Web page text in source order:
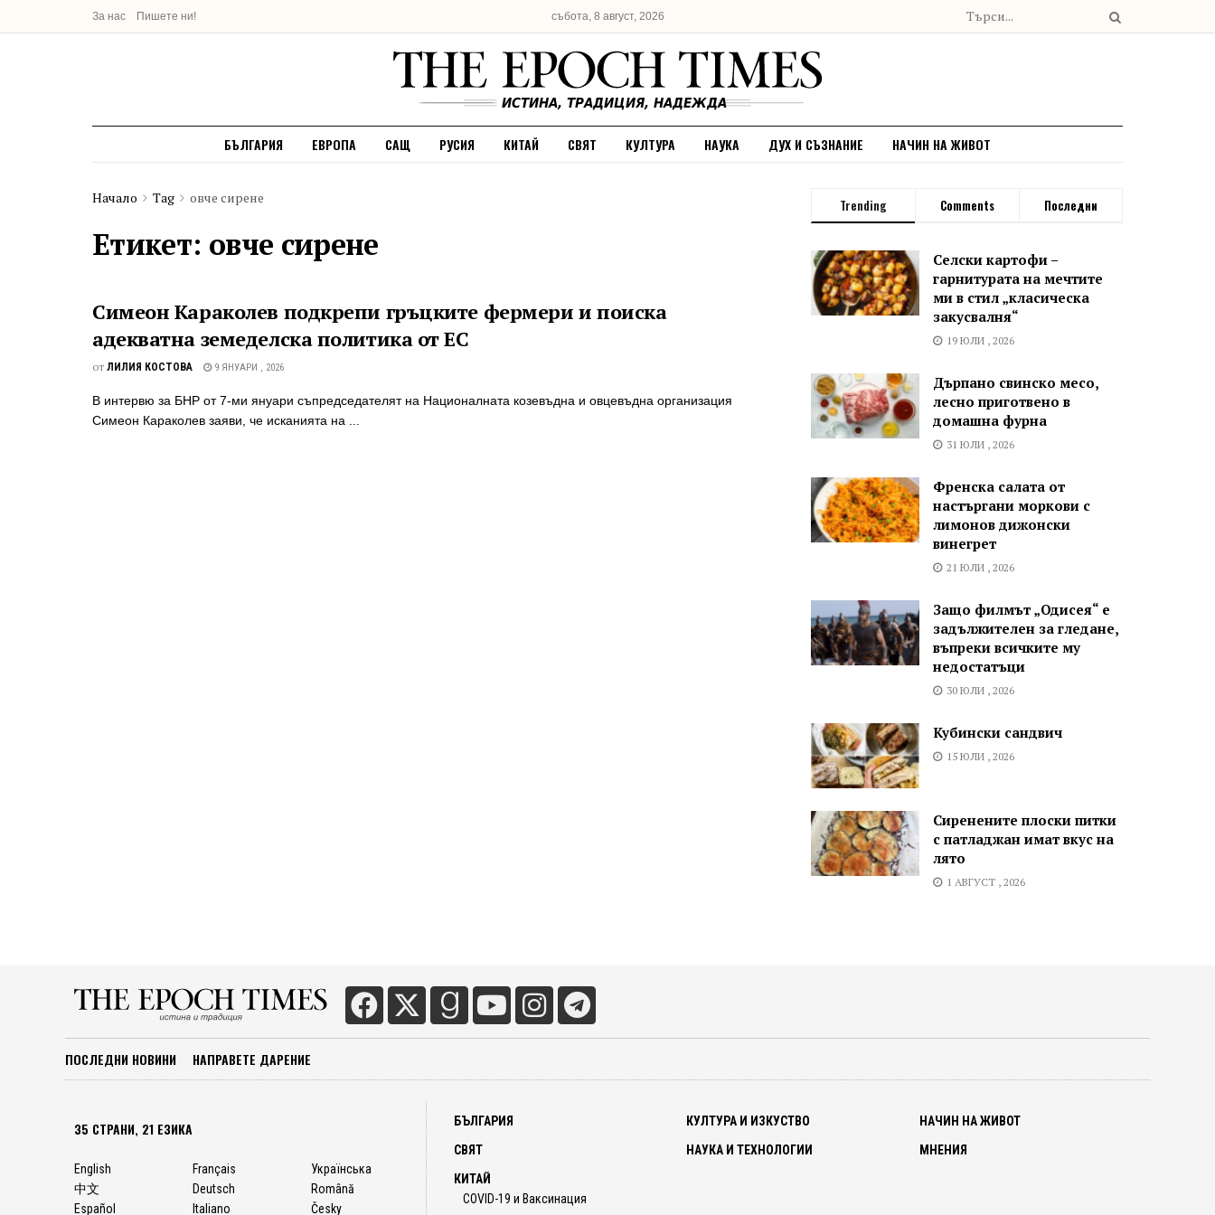
За нас Пишете ни! събота, 8 август, 2026
БЪЛГАРИЯ ЕВРОПА САЩ РУСИЯ КИТАЙ СВЯТ КУЛТУРА НАУКА ДУХ И СЪЗНАНИЕ НАЧИН НА ЖИВОТ
Начало Tag овче сирене
Етикет: овче сирене
Симеон Караколев подкрепи гръцките фермери и поиска
адекватна земеделска политика от ЕС
от ЛИЛИЯ КОСТОВА 9 ЯНУАРИ , 2026
В интервю за БНР от 7-ми януари съпредседателят на Националната козевъдна и овцевъдна организация
Симеон Караколев заяви, че исканията на ...
Trending Comments Последни
Селски картофи –
гарнитурата на мечтите
ми в стил „класическа
закусвалня“
19 ЮЛИ , 2026
Дърпано свинско месо,
лесно приготвено в
домашна фурна
31 ЮЛИ , 2026
Френска салата от
настъргани моркови с
лимонов дижонски
винегрет
21 ЮЛИ , 2026
Защо филмът „Одисея“ е
задължителен за гледане,
въпреки всичките му
недостатъци
30 ЮЛИ , 2026
Кубински сандвич
15 ЮЛИ , 2026
Сиренените плоски питки
с патладжан имат вкус на
лято
1 АВГУСТ , 2026
ПОСЛЕДНИ НОВИНИ НАПРАВЕТЕ ДАРЕНИЕ
35 СТРАНИ, 21 ЕЗИКА
English
中文
Español
Français
Deutsch
Italiano
Українська
Română
Česky
БЪЛГАРИЯ
СВЯТ
КИТАЙ
COVID-19 и Ваксинация
КУЛТУРА И ИЗКУСТВО
НАУКА И ТЕХНОЛОГИИ
НАЧИН НА ЖИВОТ
МНЕНИЯ